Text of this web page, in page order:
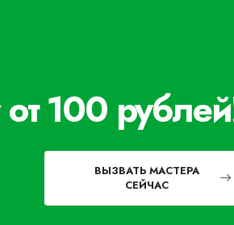
100
ВЫЗВАТЬ МАСТЕРА
СЕЙЧАС